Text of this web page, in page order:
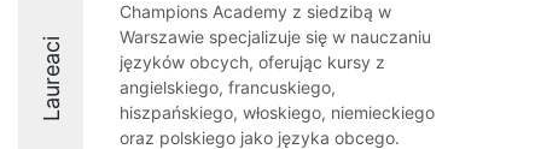
Laureaci
Champions Academy z siedzibą w
Warszawie specjalizuje się w nauczaniu
języków obcych, oferując kursy z
angielskiego, francuskiego,
hiszpańskiego, włoskiego, niemieckiego
oraz polskiego jako języka obcego.